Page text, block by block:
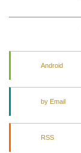
Android
by Email
RSS